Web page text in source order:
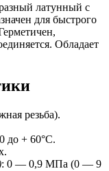
латунный с
для быстрого
Обладает
резьба).
до + 60°C.
: 0 — 0,9 МПа (0 — 9